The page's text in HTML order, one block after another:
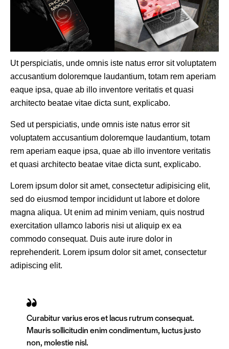
Ut perspiciatis, unde omnis iste natus error sit voluptatem
accusantium doloremque laudantium, totam rem aperiam
eaque ipsa, quae ab illo inventore veritatis et quasi
architecto beatae vitae dicta sunt, explicabo.
Sed ut perspiciatis, unde omnis iste natus error sit
voluptatem accusantium doloremque laudantium, totam
rem aperiam eaque ipsa, quae ab illo inventore veritatis
et quasi architecto beatae vitae dicta sunt, explicabo.
Lorem ipsum dolor sit amet, consectetur adipisicing elit,
sed do eiusmod tempor incididunt ut labore et dolore
magna aliqua. Ut enim ad minim veniam, quis nostrud
exercitation ullamco laboris nisi ut aliquip ex ea
commodo consequat. Duis aute irure dolor in
reprehenderit. Lorem ipsum dolor sit amet, consectetur
adipiscing elit.
Curabitur varius eros et lacus rutrum consequat.
Mauris sollicitudin enim condimentum, luctus justo
non, molestie nisl.